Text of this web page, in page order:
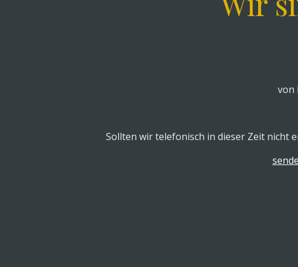
von
Sollten wir telefonisch in dieser Zeit nicht